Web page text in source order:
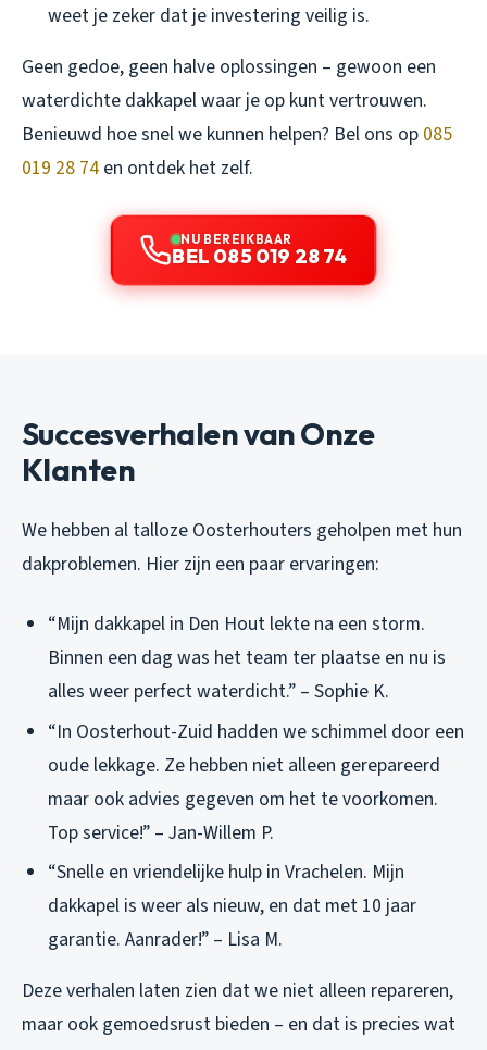
weet je zeker dat je investering veilig is.
Geen gedoe, geen halve oplossingen – gewoon een
waterdichte dakkapel waar je op kunt vertrouwen.
Benieuwd hoe snel we kunnen helpen? Bel ons op 085
019 28 74 en ontdek het zelf.
NU BEREIKBAAR
BEL 085 019 28 74
Succesverhalen van Onze
Klanten
We hebben al talloze Oosterhouters geholpen met hun
dakproblemen. Hier zijn een paar ervaringen:
“Mijn dakkapel in Den Hout lekte na een storm.
Binnen een dag was het team ter plaatse en nu is
alles weer perfect waterdicht.” – Sophie K.
“In Oosterhout-Zuid hadden we schimmel door een
oude lekkage. Ze hebben niet alleen gerepareerd
maar ook advies gegeven om het te voorkomen.
Top service!” – Jan-Willem P.
“Snelle en vriendelijke hulp in Vrachelen. Mijn
dakkapel is weer als nieuw, en dat met 10 jaar
garantie. Aanrader!” – Lisa M.
Deze verhalen laten zien dat we niet alleen repareren,
maar ook gemoedsrust bieden – en dat is precies wat